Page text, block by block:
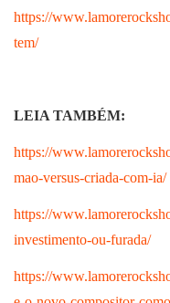
https://
tem/
LEIA TAMBÉM:
https://
mao-versus-criada-com-ia/
https://
investimento-ou-furada/
https://